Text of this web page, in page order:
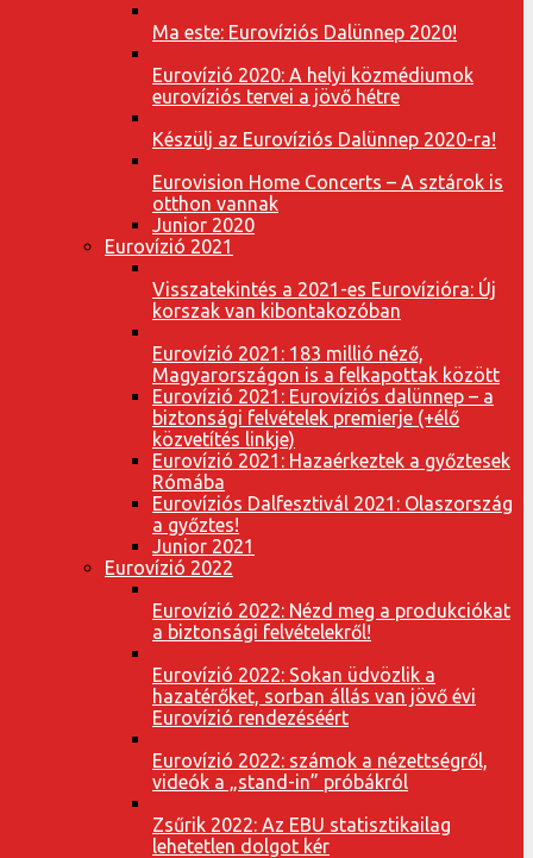
Ma este: Eurovíziós Dalünnep 2020!
Eurovízió 2020: A helyi közmédiumok
eurovíziós tervei a jövő hétre
Készülj az Eurovíziós Dalünnep 2020-ra!
Eurovision Home Concerts – A sztárok is
otthon vannak
Junior 2020
Eurovízió 2021
Visszatekintés a 2021-es Eurovízióra: Új
korszak van kibontakozóban
Eurovízió 2021: 183 millió néző,
Magyarországon is a felkapottak között
Eurovízió 2021: Eurovíziós dalünnep – a
biztonsági felvételek premierje (+élő
közvetítés linkje)
Eurovízió 2021: Hazaérkeztek a győztesek
Rómába
Eurovíziós Dalfesztivál 2021: Olaszország
a győztes!
Junior 2021
Eurovízió 2022
Eurovízió 2022: Nézd meg a produkciókat
a biztonsági felvételekről!
Eurovízió 2022: Sokan üdvözlik a
hazatérőket, sorban állás van jövő évi
Eurovízió rendezéséért
Eurovízió 2022: számok a nézettségről,
videók a „stand-in” próbákról
Zsűrik 2022: Az EBU statisztikailag
lehetetlen dolgot kér